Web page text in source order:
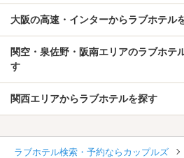
大阪の高速・インターからラブホテル
関空・泉佐野・阪南エリアのラブホテ
す
関西エリアからラブホテルを探す
ラブホテル検索・予約ならカップルズ